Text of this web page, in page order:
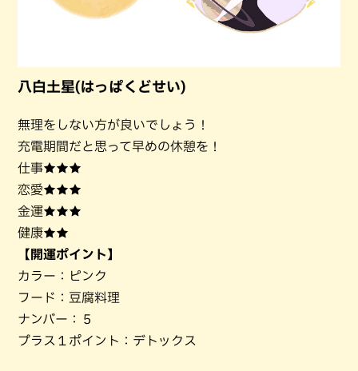
八白土星(はっぱくどせい)
無理をしない方が良いでしょう！
充電期間だと思って早めの休憩を！
仕事★★★
恋愛★★★
金運★★★
健康★★
【開運ポイント】
カラー：ピンク
フード：豆腐料理
ナンバー：５
プラス１ポイント：デトックス